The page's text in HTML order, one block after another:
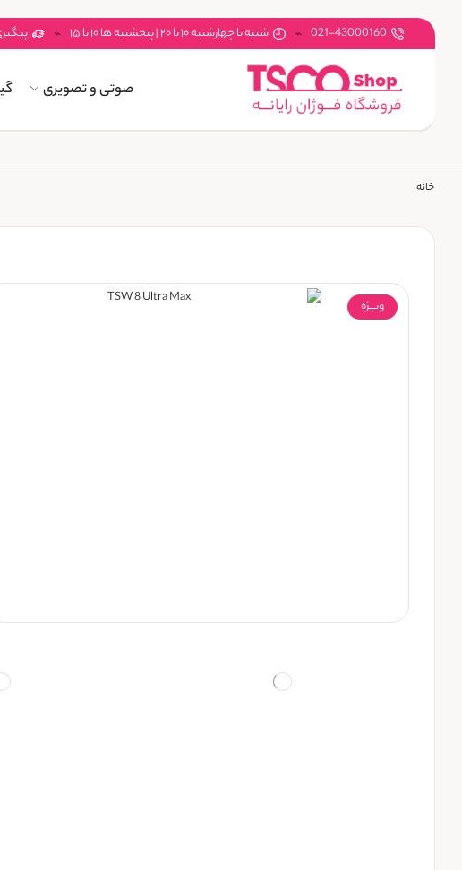
021-43000160 شنبه تا چهارشنبه ۱۰ تا ۲۰ | پنجشنبه ها ۱۰ تا ۱۵
صوتی و تصویری
خانه
ویـــژه